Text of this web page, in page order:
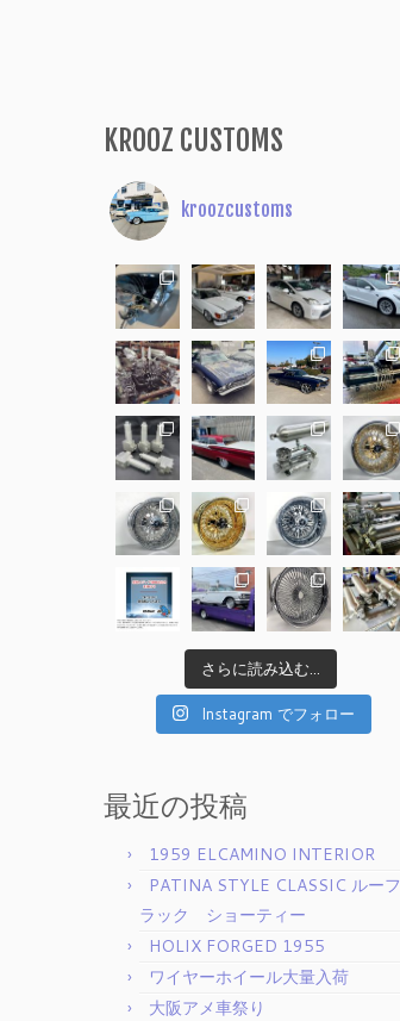
KROOZ CUSTOMS
kroozcustoms
さらに読み込む...
Instagram でフォロー
最近の投稿
1959 ELCAMINO INTERIOR
PATINA STYLE CLASSIC ルーフ
ラック ショーティー
HOLIX FORGED 1955
ワイヤーホイール大量入荷
大阪アメ車祭り